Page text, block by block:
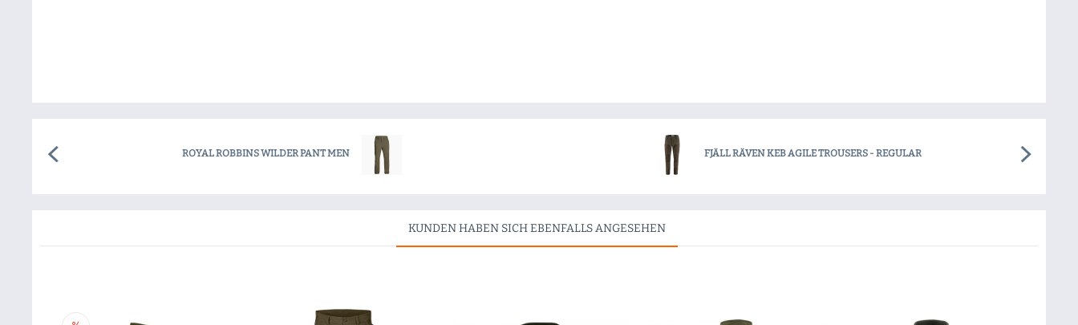
ROYAL ROBBINS WILDER PANT MEN FJÄLL RÄVEN KEB AGILE TROUSERS - REGULAR
KUNDEN HABEN SICH EBENFALLS ANGESEHEN